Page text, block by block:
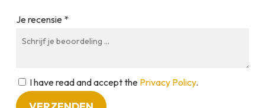
Je recensie *
I have read and accept the Privacy Policy.